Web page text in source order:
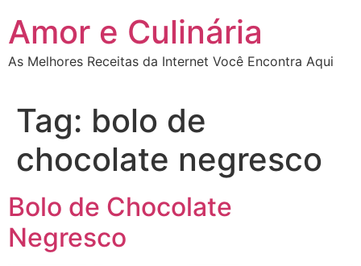
para
conteúdo
Amor e Culinária
As Melhores Receitas da Internet Você Encontra Aqui
Tag: bolo de
chocolate negresco
Bolo de Chocolate
Negresco